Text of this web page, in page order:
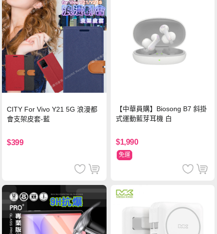
CITY For Vivo Y21 5G 浪漫都
會支架皮套-藍
$399
【中華員購】Biosong B7 斜掛
式運動藍芽耳機 白
$1,990
免運